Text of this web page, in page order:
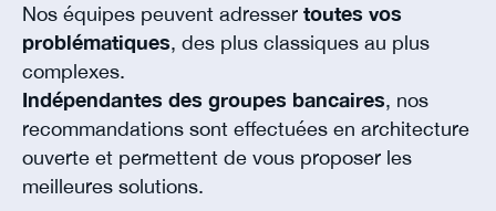
Nos équipes peuvent adresser toutes vos
problématiques, des plus classiques au plus
complexes.
Indépendantes des groupes bancaires, nos
recommandations sont effectuées en architecture
ouverte et permettent de vous proposer les
meilleures solutions.